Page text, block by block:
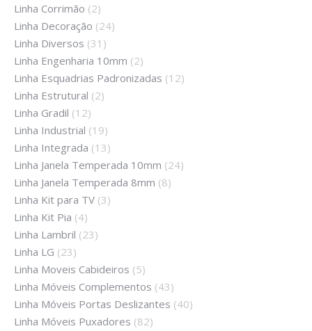
Linha Corrimão (2)
Linha Decoração (24)
Linha Diversos (31)
Linha Engenharia 10mm (2)
Linha Esquadrias Padronizadas (12)
Linha Estrutural (2)
Linha Gradil (12)
Linha Industrial (19)
Linha Integrada (13)
Linha Janela Temperada 10mm (24)
Linha Janela Temperada 8mm (8)
Linha Kit para TV (3)
Linha Kit Pia (4)
Linha Lambril (23)
Linha LG (23)
Linha Moveis Cabideiros (5)
Linha Móveis Complementos (43)
Linha Móveis Portas Deslizantes (40)
Linha Móveis Puxadores (82)